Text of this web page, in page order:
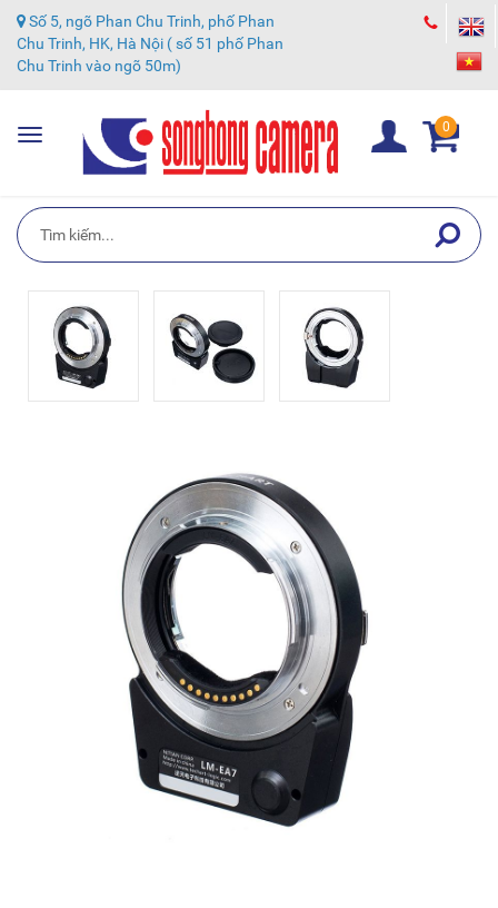
Số 5, ngõ Phan Chu Trinh, phố Phan
Chu Trinh, HK, Hà Nội ( số 51 phố Phan
Chu Trinh vào ngõ 50m)
Toggle
navigation
0